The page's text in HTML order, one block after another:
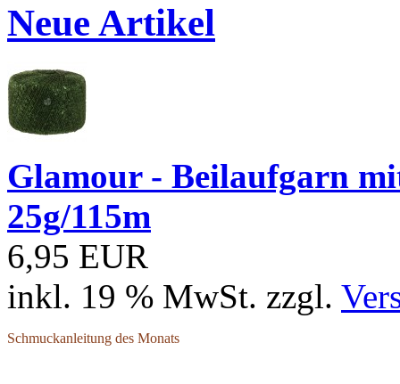
Neue Artikel
Glamour - Beilaufgarn
25g/115m
6,95 EUR
inkl. 19 % MwSt. zzgl.
Schmuckanleitung des Monats